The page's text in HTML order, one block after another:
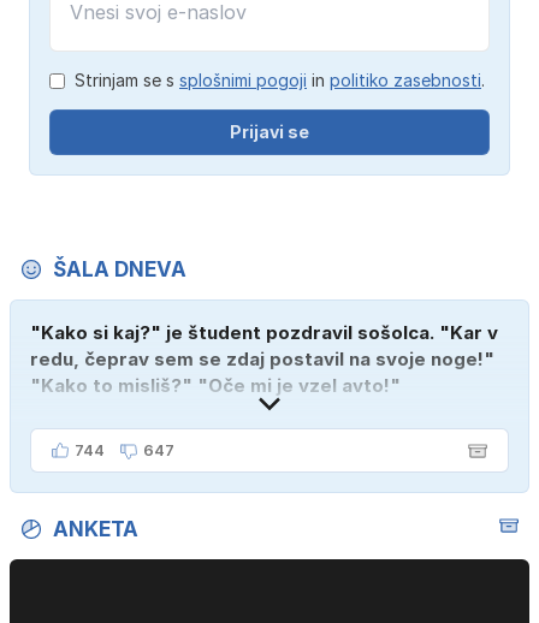
Strinjam se s splošnimi pogoji in politiko zasebnosti.
Prijavi se
ŠALA DNEVA
"Kako si kaj?" je študent pozdravil sošolca. "Kar v
redu, čeprav sem se zdaj postavil na svoje noge!"
"Kako to misliš?" "Oče mi je vzel avto!"
744 647
ANKETA